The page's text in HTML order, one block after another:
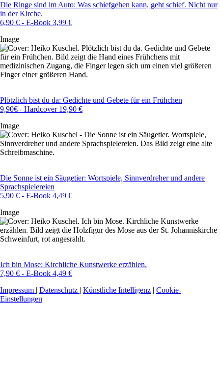
Die Ringe sind im Auto: Was schiefgehen kann, geht schief. Nicht nur
in der Kirche.
6,90 € - E-Book 3,99 €
Image
Plötzlich bist du da: Gedichte und Gebete für ein Frühchen
9,90€ - Hardcover 19,90 €
Image
Die Sonne ist ein Säugetier: Wortspiele, Sinnverdreher und andere
Sprachspielereien
5,90 € - E-Book 4,49 €
Image
Ich bin Mose: Kirchliche Kunstwerke erzählen.
7,90 € - E-Book 4,49 €
Impressum | Datenschutz | Künstliche Intelligenz | Cookie-
Einstellungen